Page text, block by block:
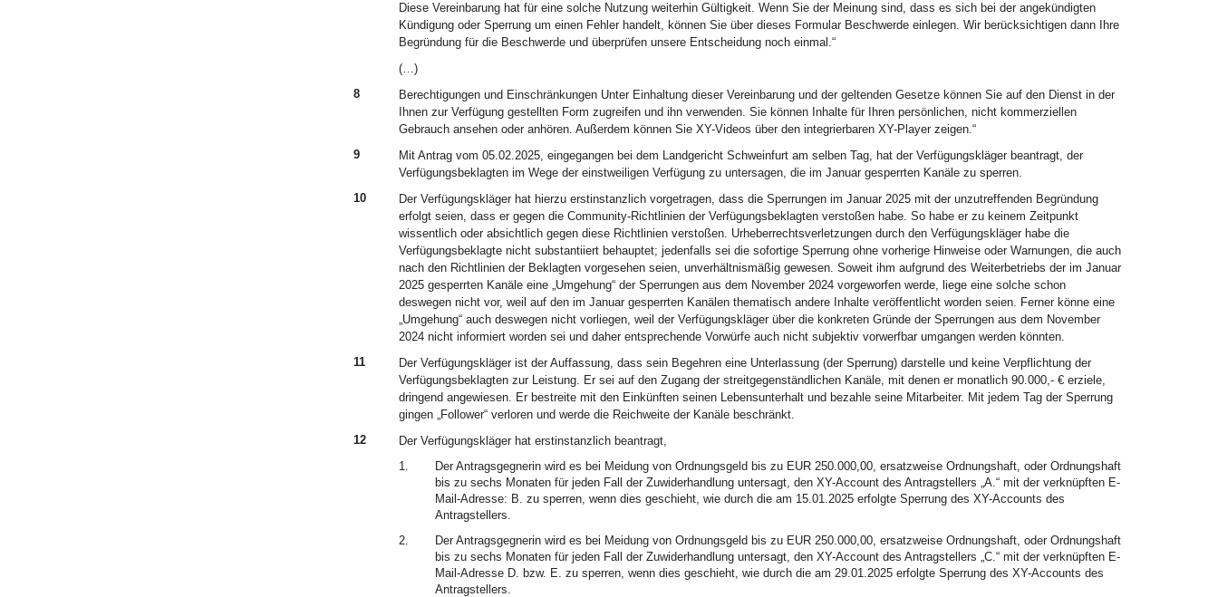
Diese Vereinbarung hat für eine solche Nutzung weiterhin Gültigkeit. Wenn Sie der Meinung sind, dass es sich bei der angekündigten
Kündigung oder Sperrung um einen Fehler handelt, können Sie über dieses Formular Beschwerde einlegen. Wir berücksichtigen dann Ihre
Begründung für die Beschwerde und überprüfen unsere Entscheidung noch einmal.“
(…)
8
Berechtigungen und Einschränkungen Unter Einhaltung dieser Vereinbarung und der geltenden Gesetze können Sie auf den Dienst in der
Ihnen zur Verfügung gestellten Form zugreifen und ihn verwenden. Sie können Inhalte für Ihren persönlichen, nicht kommerziellen
Gebrauch ansehen oder anhören. Außerdem können Sie XY-Videos über den integrierbaren XY-Player zeigen.“
9
Mit Antrag vom 05.02.2025, eingegangen bei dem Landgericht Schweinfurt am selben Tag, hat der Verfügungskläger beantragt, der
Verfügungsbeklagten im Wege der einstweiligen Verfügung zu untersagen, die im Januar gesperrten Kanäle zu sperren.
10
Der Verfügungskläger hat hierzu erstinstanzlich vorgetragen, dass die Sperrungen im Januar 2025 mit der unzutreffenden Begründung
erfolgt seien, dass er gegen die Community-Richtlinien der Verfügungsbeklagten verstoßen habe. So habe er zu keinem Zeitpunkt
wissentlich oder absichtlich gegen diese Richtlinien verstoßen. Urheberrechtsverletzungen durch den Verfügungskläger habe die
Verfügungsbeklagte nicht substantiiert behauptet; jedenfalls sei die sofortige Sperrung ohne vorherige Hinweise oder Warnungen, die auch
nach den Richtlinien der Beklagten vorgesehen seien, unverhältnismäßig gewesen. Soweit ihm aufgrund des Weiterbetriebs der im Januar
2025 gesperrten Kanäle eine „Umgehung“ der Sperrungen aus dem November 2024 vorgeworfen werde, liege eine solche schon
deswegen nicht vor, weil auf den im Januar gesperrten Kanälen thematisch andere Inhalte veröffentlicht worden seien. Ferner könne eine
„Umgehung“ auch deswegen nicht vorliegen, weil der Verfügungskläger über die konkreten Gründe der Sperrungen aus dem November
2024 nicht informiert worden sei und daher entsprechende Vorwürfe auch nicht subjektiv vorwerfbar umgangen werden könnten.
11
Der Verfügungskläger ist der Auffassung, dass sein Begehren eine Unterlassung (der Sperrung) darstelle und keine Verpflichtung der
Verfügungsbeklagten zur Leistung. Er sei auf den Zugang der streitgegenständlichen Kanäle, mit denen er monatlich 90.000,- € erziele,
dringend angewiesen. Er bestreite mit den Einkünften seinen Lebensunterhalt und bezahle seine Mitarbeiter. Mit jedem Tag der Sperrung
gingen „Follower“ verloren und werde die Reichweite der Kanäle beschränkt.
12
Der Verfügungskläger hat erstinstanzlich beantragt,
1.
Der Antragsgegnerin wird es bei Meidung von Ordnungsgeld bis zu EUR 250.000,00, ersatzweise Ordnungshaft, oder Ordnungshaft
bis zu sechs Monaten für jeden Fall der Zuwiderhandlung untersagt, den XY-Account des Antragstellers „A.“ mit der verknüpften E-
Mail-Adresse: B. zu sperren, wenn dies geschieht, wie durch die am 15.01.2025 erfolgte Sperrung des XY-Accounts des
Antragstellers.
2.
Der Antragsgegnerin wird es bei Meidung von Ordnungsgeld bis zu EUR 250.000,00, ersatzweise Ordnungshaft, oder Ordnungshaft
bis zu sechs Monaten für jeden Fall der Zuwiderhandlung untersagt, den XY-Account des Antragstellers „C.“ mit der verknüpften E-
Mail-Adresse D. bzw. E. zu sperren, wenn dies geschieht, wie durch die am 29.01.2025 erfolgte Sperrung des XY-Accounts des
Antragstellers.